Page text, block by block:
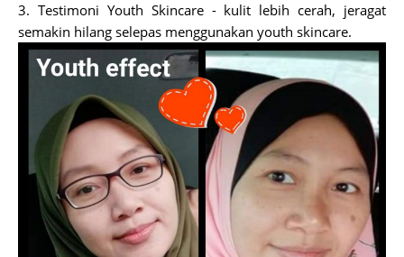
3. Testimoni Youth Skincare - kulit lebih cerah, jeragat
semakin hilang selepas menggunakan youth skincare.